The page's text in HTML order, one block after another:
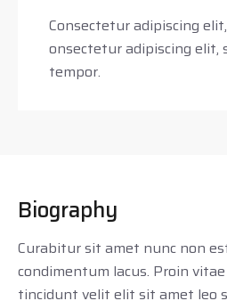
Consectetur adipiscing
onsectetur adipiscing elit,
tempor.
Biography
Curabitur sit amet nunc non
condimentum lacus. Proin
tincidunt velit elit sit amet leo